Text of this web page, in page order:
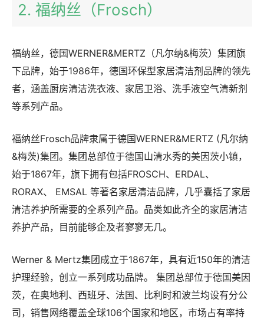
2. 福纳丝（Frosch）
福纳丝，德国WERNER&MERTZ（凡尔纳&梅茨）集团旗
下品牌，始于1986年，德国环保型家居清洁剂品牌的领先
者，涵盖厨房清洁洗衣液、家居卫浴、洗手液空气清新剂
等系列产品。
福纳丝Frosch品牌隶属于德国WERNER&MERTZ (凡尔纳
&梅茨)集团。集团总部位于德国山清水秀的美因茨小镇，
始于1867年，旗下拥有包括FROSCH、ERDAL、
RORAX、 EMSAL 等著名家居清洁品牌，几乎囊括了家居
清洁养护所需要的全系列产品。品类如此齐全的家居清洁
养护产品，目前能够企及者寥寥无几。
Werner & Mertz集团成立于1867年，具有近150年的清洁
护理经验，创立一系列成功品牌。 集团总部位于德国美因
茨，在奥地利、西班牙、法国、比利时和波兰均设有分公
司，销售网络覆盖全球106个国家和地区，市场占有率持